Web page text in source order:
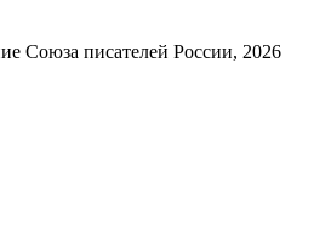
Союза писателей России, 2026